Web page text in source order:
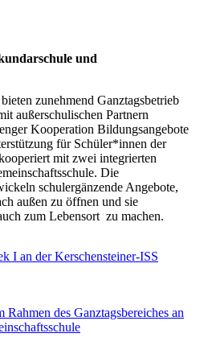
und
zunehmend Ganztagsbetrieb
außerschulischen Partnern
Kooperation Bildungsangebote
für Schüler*innen der
mit zwei integrierten
Die
schulergänzende Angebote,
außen zu öffnen und sie
zum Lebensort zu machen.
I an der Kerschensteiner-ISS
Rahmen des Ganztagsbereiches an